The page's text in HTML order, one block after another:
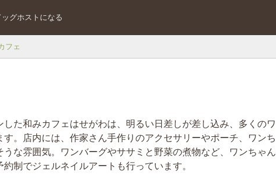
ッグホストになる
フェ
た和みカフェはせがわは、明るい日差しが差し込み、多くのワ
。店内には、作家さん手作りのアクセサリーやポーチ、ワンち
な雰囲気。ワンバーグやササミと野菜の煮物など、ワンちゃん
制でジェルネイルアートも行っています。